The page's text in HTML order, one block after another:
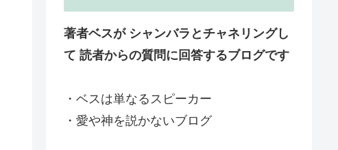
著者ベスが シャンバラとチャネリングし
て 読者からの質問に回答するブログです
・ベスは単なるスピーカー
・愛や神を説かないブログ